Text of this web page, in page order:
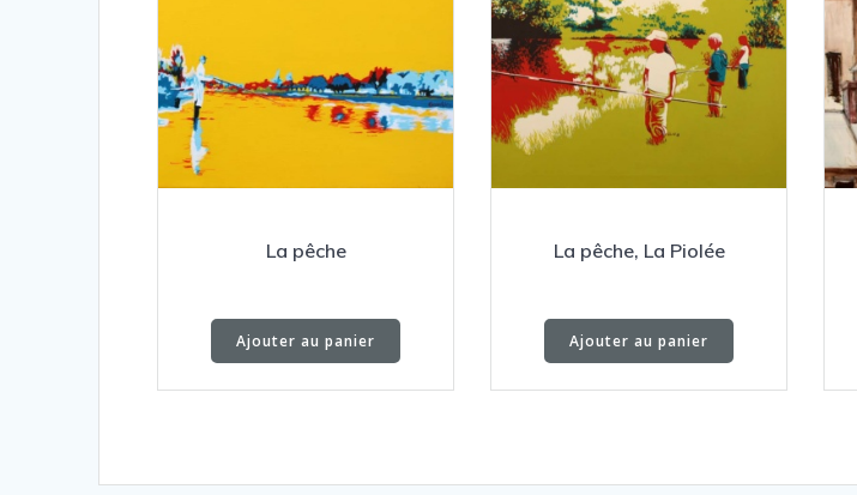
La pêche
Ajouter au panier
La pêche, La Piolée
Ajouter au panier